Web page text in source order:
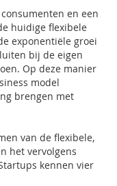
en een
huidige flexibele
exponentiële groei
bij de eigen
Op deze manier
model
brengen met
van de flexibele,
het vervolgens
kennen vier